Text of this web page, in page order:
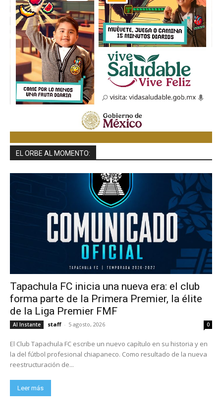
EL ORBE AL MOMENTO:
Tapachula FC inicia una nueva era: el club
forma parte de la Primera Premier, la élite
de la Liga Premier FMF
Al Instante staff - 5 agosto, 2026 0
El Club Tapachula FC escribe un nuevo capítulo en su historia y en
la del fútbol profesional chiapaneco. Como resultado de la nueva
reestructuración de...
Leer más